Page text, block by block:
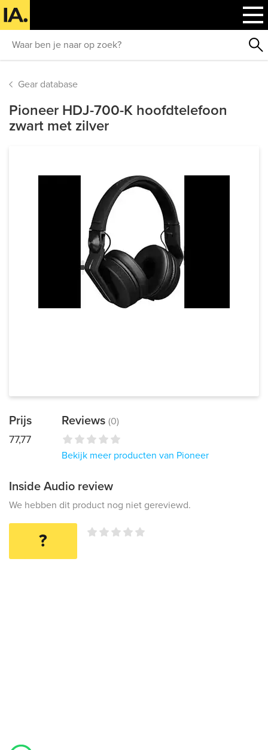
Gear database
Pioneer HDJ-700-K hoofdtelefoon
zwart met zilver
Prijs
77,77
Reviews (0)
Bekijk meer producten van Pioneer
Inside Audio review
We hebben dit product nog niet gereviewd.
?